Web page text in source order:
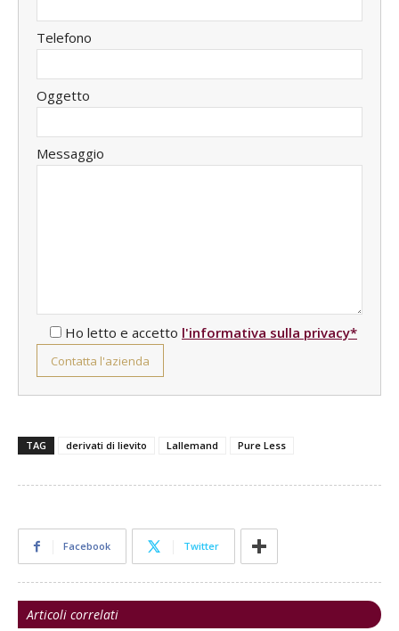
Telefono
Oggetto
Messaggio
Ho letto e accetto l'informativa sulla privacy*
TAG derivati di lievito Lallemand Pure Less
Facebook Twitter
Articoli correlati